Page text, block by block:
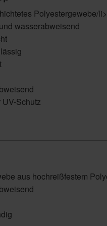
Polyestergewebe/li>
wasserabweisend
Schutz
aus hochreißfestem